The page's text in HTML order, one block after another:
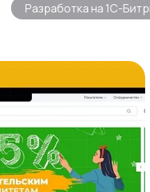
Разработка на 1С-